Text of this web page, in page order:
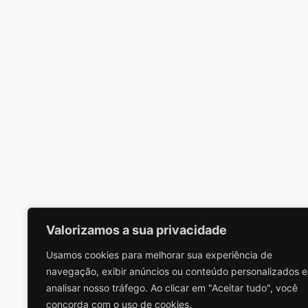
Valorizamos a sua privacidade
Usamos cookies para melhorar sua experiência de
navegação, exibir anúncios ou conteúdo personalizados e
analisar nosso tráfego. Ao clicar em "Aceitar tudo", você
concorda com o uso de cookies.